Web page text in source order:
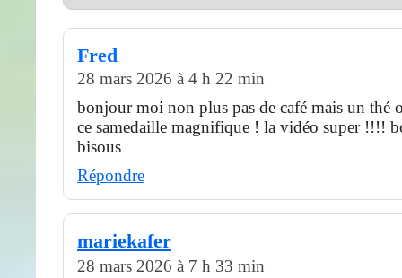
Fred
28 mars 2026 à 4 h 22 min
bonjour moi non plus pas de café mais un thé
ce samedaille magnifique ! la vidéo super !!!!
bisous
Répondre
mariekafer
28 mars 2026 à 7 h 33 min